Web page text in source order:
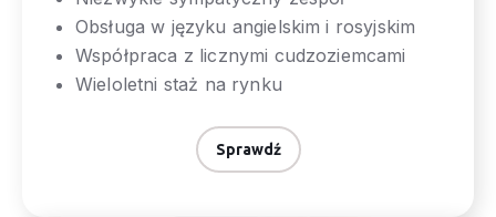
Obsługa w języku angielskim i rosyjskim
Współpraca z licznymi cudzoziemcami
Wieloletni staż na rynku
Sprawdź